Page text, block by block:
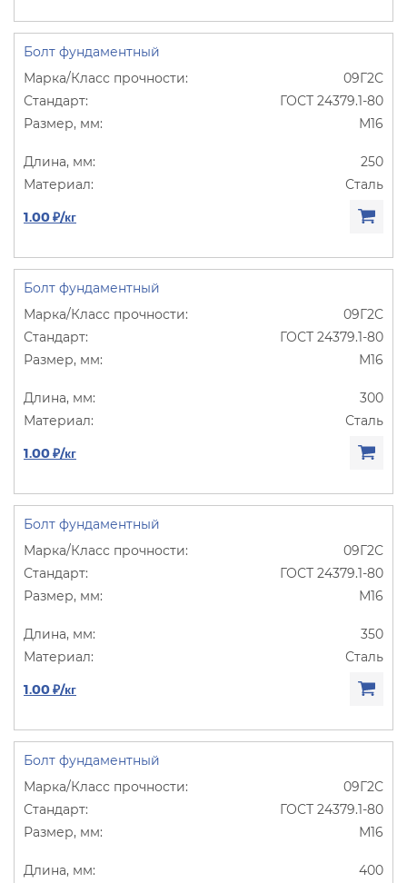
Болт фундаментный
09Г2С
ГОСТ 24379.1-80
М16
250
Сталь
1.00 ₽/кг
Болт фундаментный
09Г2С
ГОСТ 24379.1-80
М16
300
Сталь
1.00 ₽/кг
Болт фундаментный
09Г2С
ГОСТ 24379.1-80
М16
350
Сталь
1.00 ₽/кг
Болт фундаментный
09Г2С
ГОСТ 24379.1-80
М16
400